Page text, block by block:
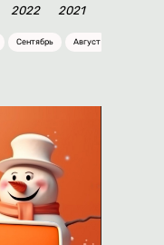
2022 2021
Сентябрь Август